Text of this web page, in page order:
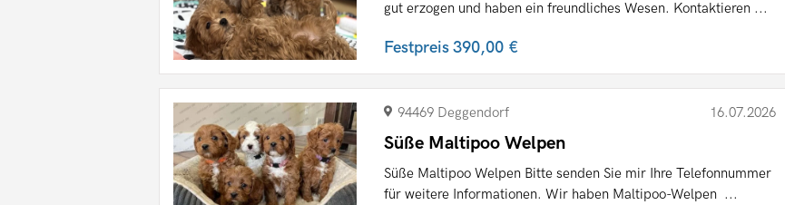
gut erzogen und haben ein freundliches Wesen. Kontaktieren ...
Festpreis390,00 €
94469 Deggendorf 16.07.2026
Süße Maltipoo Welpen
Süße Maltipoo Welpen Bitte senden Sie mir Ihre Telefonnummer
für weitere Informationen. Wir haben Maltipoo-Welpen ...